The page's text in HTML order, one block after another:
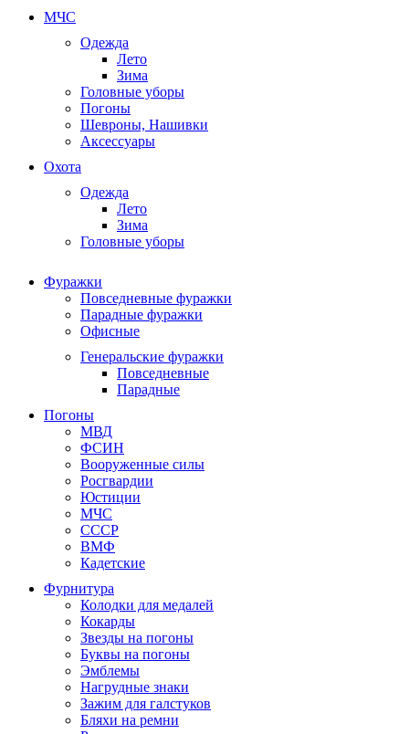
МЧС
Одежда
Лето
Зима
Головные уборы
Погоны
Шевроны, Нашивки
Аксессуары
Охота
Одежда
Лето
Зима
Головные уборы
Фуражки
Повседневные фуражки
Парадные фуражки
Офисные
Генеральские фуражки
Повседневные
Парадные
Погоны
МВД
ФСИН
Вооруженные силы
Росгвардии
Юстиции
МЧС
СССР
ВМФ
Кадетские
Фурнитура
Колодки для медалей
Кокарды
Звезды на погоны
Буквы на погоны
Эмблемы
Нагрудные знаки
Зажим для галстуков
Бляхи на ремни